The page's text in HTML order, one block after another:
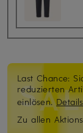
Last Chance:
reduzierten
einlösen.Details
Zu allen